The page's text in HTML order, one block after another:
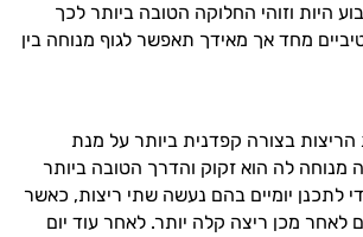
היות וזוהי החלוקה הטובה ביותר לכך
מחד אך מאידך תאפשר לגוף מנוחה בין
בצורה קפדנית ביותר על מנת
מנוחה לה הוא זקוק והדרך הטובה ביותר
לתכנן יומיים בהם נעשה שתי ריצות, כאשר
לאחר מכן ריצה קלה יותר. לאחר עוד יום